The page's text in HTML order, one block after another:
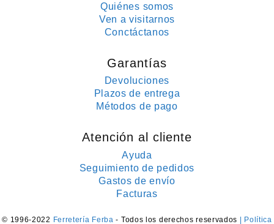
Quiénes somos
Ven a visitarnos
Conctáctanos
Garantías
Devoluciones
Plazos de entrega
Métodos de pago
Atención al cliente
Ayuda
Seguimiento de pedidos
Gastos de envío
Facturas
© 1996-2022 Ferretería Ferba- Todos los derechos reservados | Política